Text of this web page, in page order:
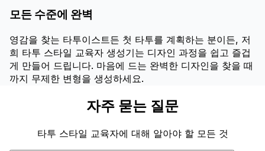
모든 수준에 완벽
영감을 찾는 타투이스트든 첫 타투를 계획하는 분이든, 저
희 타투 스타일 교육자 생성기는 디자인 과정을 쉽고 즐겁
게 만들어 드립니다. 마음에 드는 완벽한 디자인을 찾을 때
까지 무제한 변형을 생성하세요.
자주 묻는 질문
타투 스타일 교육자에 대해 알아야 할 모든 것